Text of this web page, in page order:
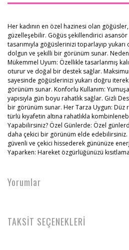
Her kadının en özel hazinesi olan
güzelleşebilir. Göğüs şekillendirici
tasarımıyla göğüslerinizi toparlayıp
dolgun ve şekilli bir görünüm sunar. Neden
Mükemmel Uyum: Özellikle tasarlanmış
oturur ve doğal bir destek sağlar.
sayesinde göğüslerinizi yukarı doğru
görünüm sunar. Konforlu Kullanım:
yapısıyla gün boyu rahatlık sağlar. Gizli
bir görünüm sunar. Her Tarza Uygun: Düz
türlü kıyafetin altına rahatlıkla
Yapabilirsiniz? Özel Günlerde: Özel
daha çekici bir görünüm elde
güvenli ve çekici hissederek gününüze
Yaparken: Hareket özgürlüğünüzü
Yorumlar
TAKSİT SEÇENEKLERİ